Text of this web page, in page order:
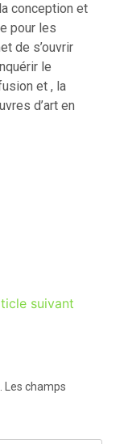
conception et
pour les
de s’ouvrir
le
et , la
d’art en
suivant
Les champs